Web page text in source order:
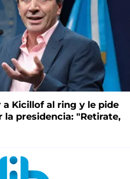
Kicillof al ring y le pide
presidencia: "Retirate,